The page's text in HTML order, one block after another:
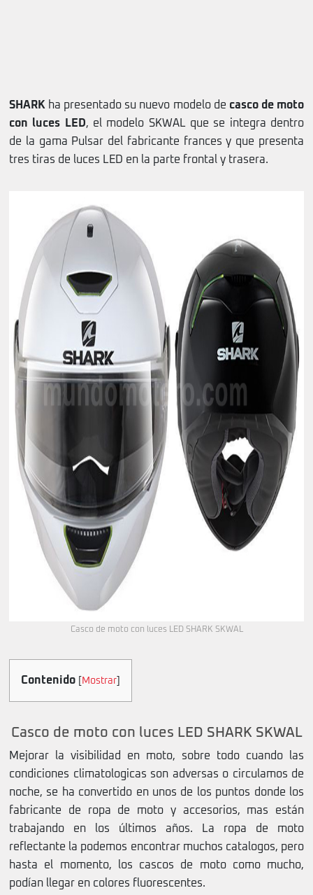
SHARK ha presentado su nuevo modelo de casco de moto
con luces LED, el modelo SKWAL que se integra dentro
de la gama Pulsar del fabricante frances y que presenta
tres tiras de luces LED en la parte frontal y trasera.
Casco de moto con luces LED SHARK SKWAL
Contenido Mostrar
Casco de moto con luces LED SHARK SKWAL
Mejorar la visibilidad en moto, sobre todo cuando las
condiciones climatologicas son adversas o circulamos de
noche, se ha convertido en unos de los puntos donde los
fabricante de ropa de moto y accesorios, mas están
trabajando en los últimos años. La ropa de moto
reflectante la podemos encontrar muchos catalogos, pero
hasta el momento, los cascos de moto como mucho,
podían llegar en colores fluorescentes.